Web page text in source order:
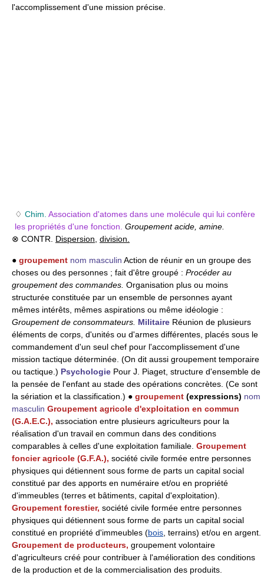
l'accomplissement d'une mission précise.
♢ Chim. Association d'atomes dans une molécule qui lui confère
les propriétés d'une fonction. Groupement acide, amine.
⊗ CONTR. Dispersion division.
● groupement nom masculin Action de réunir en un groupe des
choses ou des personnes ; fait d'être groupé : Procéder au
groupement des commandes. Organisation plus ou moins
structurée constituée par un ensemble de personnes ayant
mêmes intérêts, mêmes aspirations ou même idéologie :
Groupement de consommateurs. Militaire Réunion de plusieurs
éléments de corps, d'unités ou d'armes différentes, placés sous le
commandement d'un seul chef pour l'accomplissement d'une
mission tactique déterminée. (On dit aussi groupement temporaire
ou tactique.) Psychologie Pour J. Piaget, structure d'ensemble de
la pensée de l'enfant au stade des opérations concrètes. (Ce sont
la sériation et la classification.) ● groupement (expressions) nom
masculin Groupement agricole d'exploitation en commun
(G.A.E.C.), association entre plusieurs agriculteurs pour la
réalisation d'un travail en commun dans des conditions
comparables à celles d'une exploitation familiale. Groupement
foncier agricole (G.F.A.), société civile formée entre personnes
physiques qui détiennent sous forme de parts un capital social
constitué par des apports en numéraire et/ou en propriété
d'immeubles (terres et bâtiments, capital d'exploitation).
Groupement forestier, société civile formée entre personnes
physiques qui détiennent sous forme de parts un capital social
constitué en propriété d'immeubles (bois , terrains) et/ou en argent.
Groupement de producteurs, groupement volontaire
d'agriculteurs créé pour contribuer à l'amélioration des conditions
de la production et de la commercialisation des produits.